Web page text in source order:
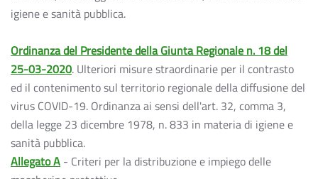
igiene e sanità pubblica.
Ordinanza del Presidente della Giunta Regionale n. 18 del
25-03-2020. Ulteriori misure straordinarie per il contrasto
ed il contenimento sul territorio regionale della diffusione del
virus COVID-19. Ordinanza ai sensi dell'art. 32, comma 3,
della legge 23 dicembre 1978, n. 833 in materia di igiene e
sanità pubblica.
Allegato A - Criteri per la distribuzione e impiego delle